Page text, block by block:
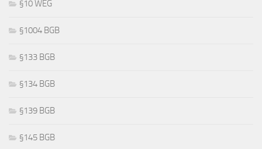
§10 WEG
§1004 BGB
§133 BGB
§134 BGB
§139 BGB
§145 BGB